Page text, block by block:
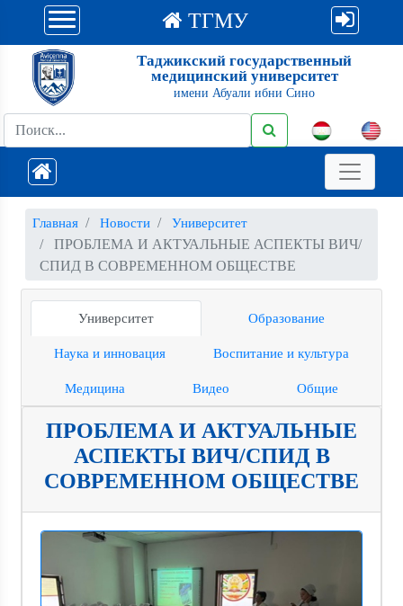
ТГМУ
Таджикский государственный
медицинский университет
имени Абуали ибни Сино
Главная Новости Университет
ПРОБЛЕМА И АКТУАЛЬНЫЕ АСПЕКТЫ ВИЧ/
СПИД В СОВРЕМЕННОМ ОБЩЕСТВЕ
Университет Образование
Наука и инновация Воспитание и культура
Медицина Видео Общие
ПРОБЛЕМА И АКТУАЛЬНЫЕ
АСПЕКТЫ ВИЧ/СПИД В
СОВРЕМЕННОМ ОБЩЕСТВЕ